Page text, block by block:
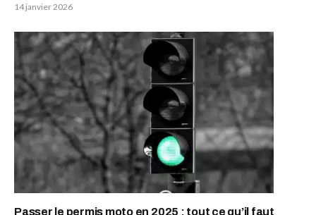
14 janvier 2026
Passer le permis moto en 2025 : tout ce qu’il faut